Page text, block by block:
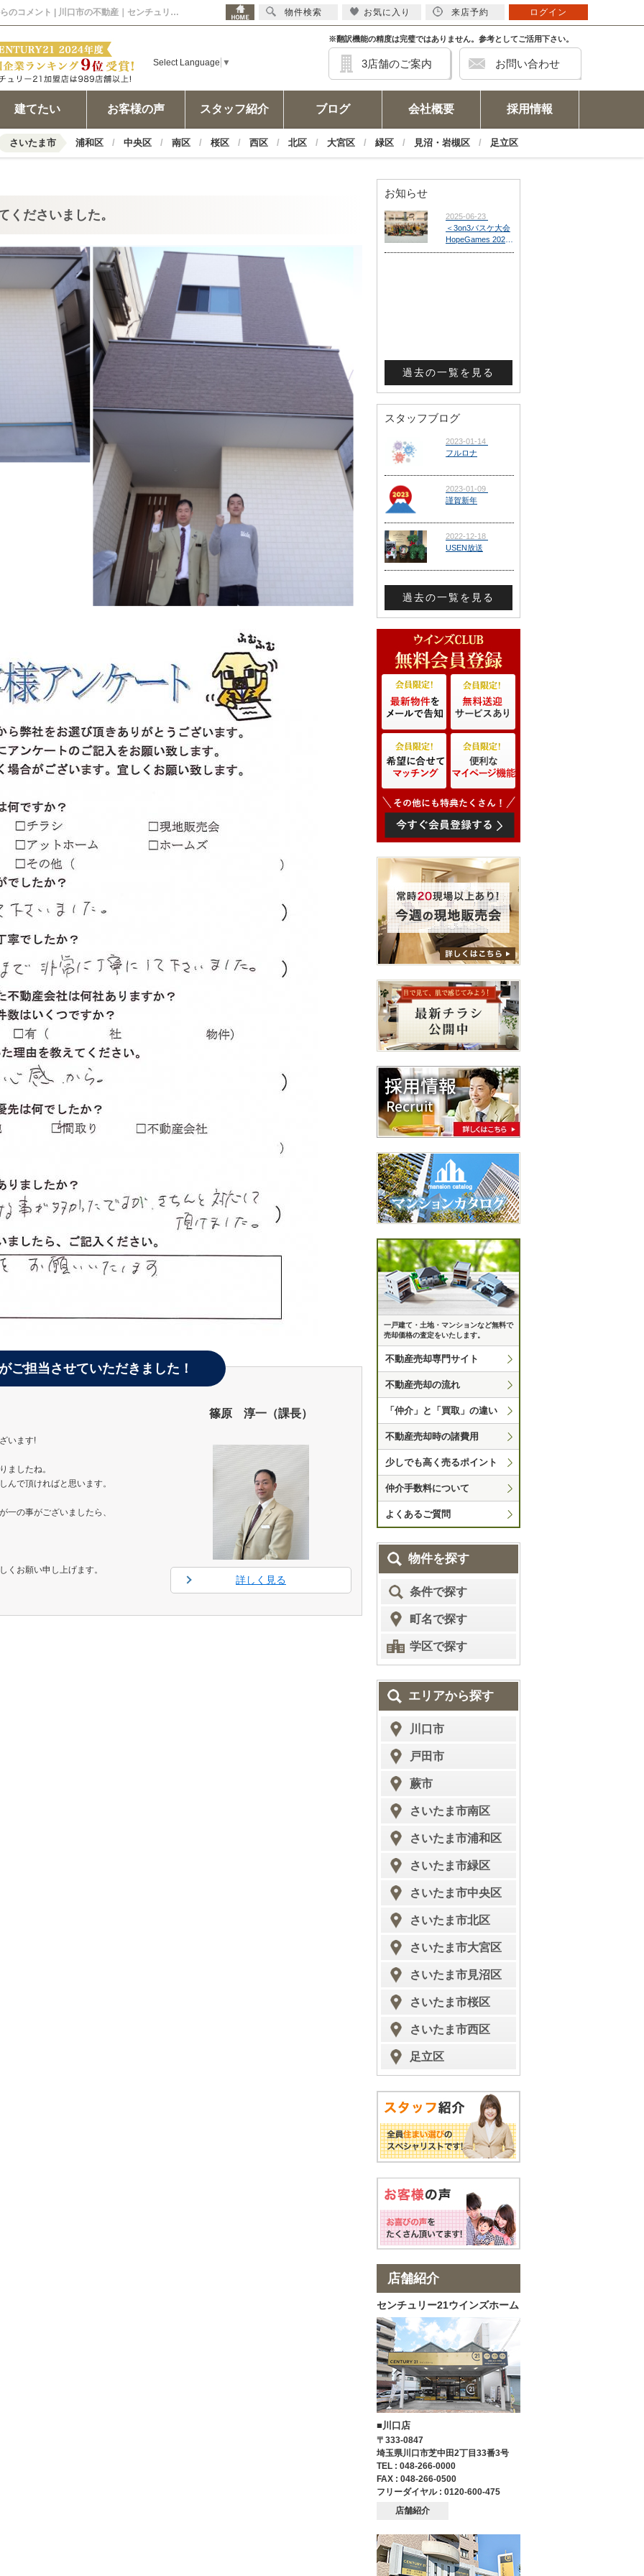
2016年12月03日 細かな部分まで非常に丁寧にしてくださいました。担当者からのコメント | 川口市の不動産｜センチュリー21ウインズホーム
Select Language ▼
※翻訳機能の精度は完璧ではありません。参考としてご活用下さい。
3店舗のご案内 お問い合わせ
建てたい お客様の声 スタッフ紹介 ブログ 会社概要 採用情報
さいたま市 浦和区 中央区 南区 桜区 西区 北区 大宮区 緑区 見沼・岩槻区 足立区
くださいました。
ご担当させていただきました！
います!
ましたね。
んで頂ければと思います。
一の事がございましたら、
くお願い申し上げます。
篠原 淳一（課長）
詳しく見る
お知らせ
過去の一覧を見る
スタッフブログ
過去の一覧を見る
一戸建て・土地・マンションなど無料で
売却価格の査定をいたします。
不動産売却専門サイト
不動産売却の流れ
「仲介」と「買取」の違い
不動産売却時の諸費用
少しでも高く売るポイント
仲介手数料について
よくあるご質問
物件を探す
条件で探す
町名で探す
学区で探す
エリアから探す
川口市
戸田市
蕨市
さいたま市南区
さいたま市浦和区
さいたま市緑区
さいたま市中央区
さいたま市北区
さいたま市大宮区
さいたま市見沼区
さいたま市桜区
さいたま市西区
足立区
店舗紹介
センチュリー21ウインズホーム
■川口店
〒333-0847
埼玉県川口市芝中田2丁目33番3号
TEL : 048-266-0000
FAX : 048-266-0500
フリーダイヤル : 0120-600-475
店舗紹介
物件検索 お気に入り 来店予約 ログイン